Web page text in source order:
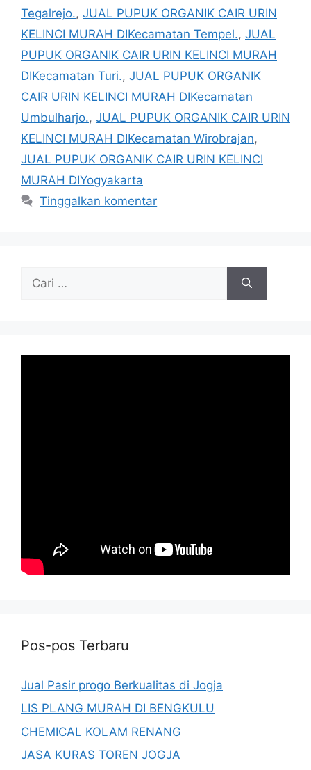
Tegalrejo., JUAL PUPUK ORGANIK CAIR URIN
KELINCI MURAH DIKecamatan Tempel., JUAL
PUPUK ORGANIK CAIR URIN KELINCI MURAH
DIKecamatan Turi., JUAL PUPUK ORGANIK
CAIR URIN KELINCI MURAH DIKecamatan
Umbulharjo., JUAL PUPUK ORGANIK CAIR URIN
KELINCI MURAH DIKecamatan Wirobrajan,
JUAL PUPUK ORGANIK CAIR URIN KELINCI
MURAH DIYogyakarta
Tinggalkan komentar
untuk:
Pos-pos Terbaru
Jual Pasir progo Berkualitas di Jogja
LIS PLANG MURAH DI BENGKULU
CHEMICAL KOLAM RENANG
JASA KURAS TOREN JOGJA